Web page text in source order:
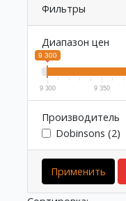
Фильтры
Диапазон цен
9 300
9 300 9 350
Производитель
Dobinsons (2)
Применить